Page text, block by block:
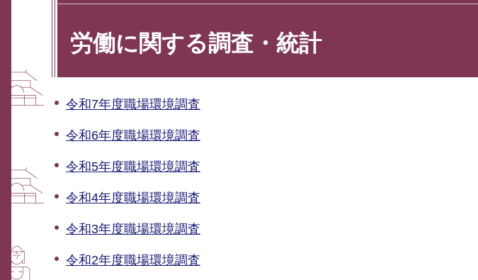
労働に関する調査・統計
令和7年度職場環境調査
令和6年度職場環境調査
令和5年度職場環境調査
令和4年度職場環境調査
令和3年度職場環境調査
令和2年度職場環境調査